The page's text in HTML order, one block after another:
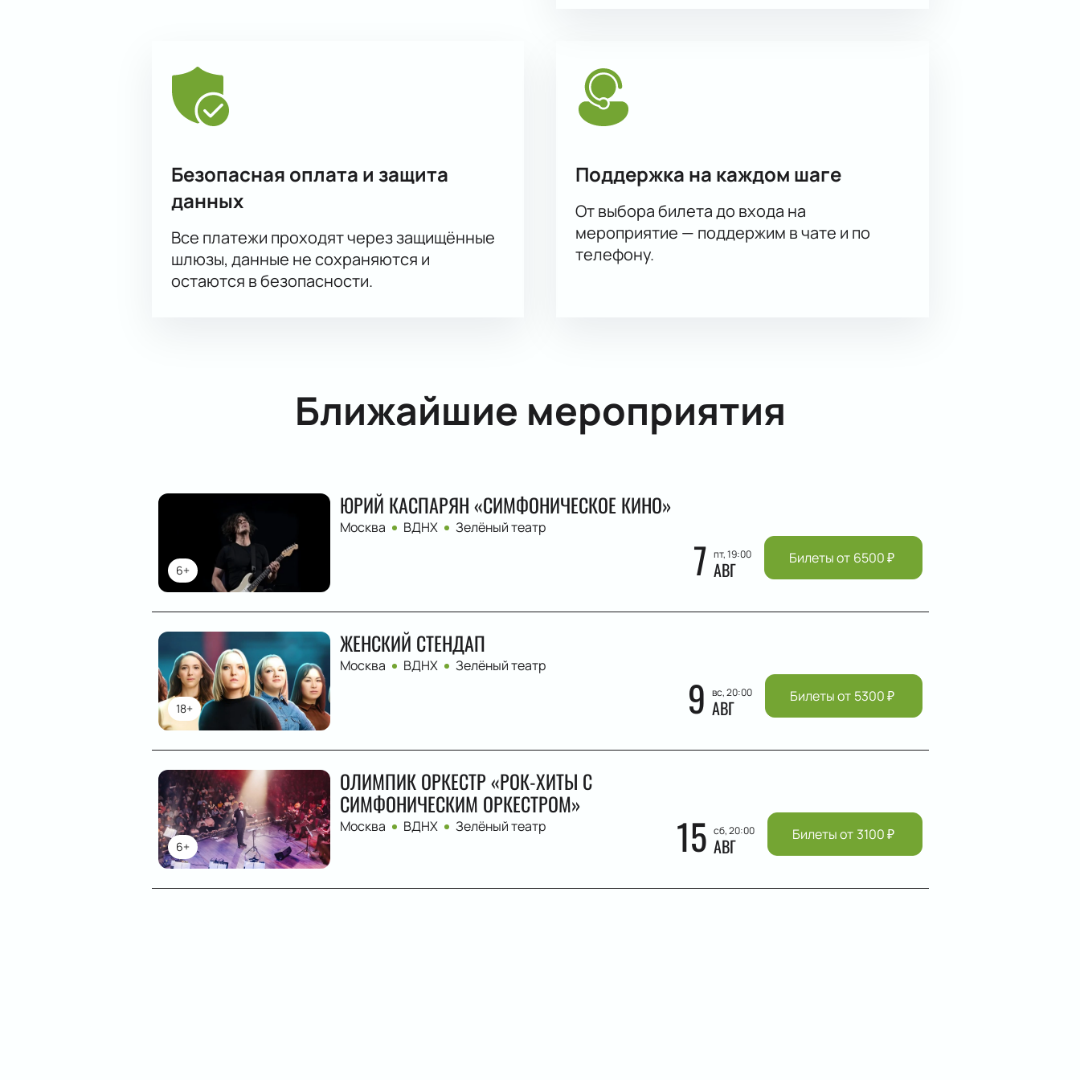
Безопасная оплата и защита
данных
Все платежи проходят через защищённые
шлюзы, данные не сохраняются и
остаются в безопасности.
Поддержка на каждом шаге
От выбора билета до входа на
мероприятие — поддержим в чате и по
телефону.
Ближайшие мероприятия
6+
ЮРИЙ КАСПАРЯН «СИМФОНИЧЕСКОЕ КИНО»
Москва ВДНХ Зелёный театр
7 пт, 19:00
АВГ Билеты от 6500₽
18+
ЖЕНСКИЙ СТЕНДАП
Москва ВДНХ Зелёный театр
9 вс, 20:00
АВГ Билеты от 5300₽
6+
ОЛИМПИК ОРКЕСТР «РОК-ХИТЫ С
СИМФОНИЧЕСКИМ ОРКЕСТРОМ»
Москва ВДНХ Зелёный театр 15 сб, 20:00
АВГ Билеты от 3100₽